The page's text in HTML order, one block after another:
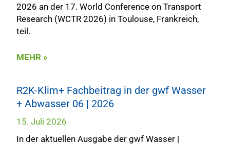
2026 an der 17. World Conference on Transport
Research (WCTR 2026) in Toulouse, Frankreich,
teil.
MEHR »
R2K-Klim+ Fachbeitrag in der gwf Wasser
+ Abwasser 06 | 2026
15. Juli 2026
In der aktuellen Ausgabe der gwf Wasser |